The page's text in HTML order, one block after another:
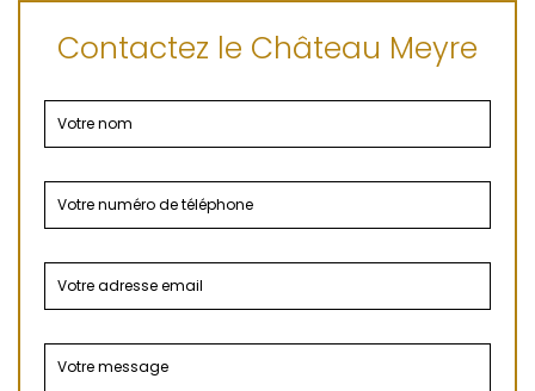
Contactez le Château Meyre